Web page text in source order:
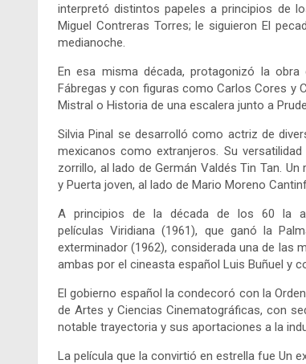
interpretó distintos papeles a principios de
Miguel Contreras Torres; le siguieron El
medianoche.
En esa misma década, protagonizó la
Fábregas y con figuras como Carlos Cores y
Mistral o Historia de una escalera junto a
Silvia Pinal se desarrolló como actriz de
mexicanos como extranjeros. Su
zorrillo, al lado de Germán Valdés Tin Tan.
y Puerta joven, al lado de Mario Moreno
A principios de la década de los 60 la
películas Viridiana (1961), que ganó la
exterminador (1962), considerada una de las
ambas por el cineasta español Luis Buñuel y
El gobierno español la condecoró con la
de Artes y Ciencias Cinematográficas, con
notable trayectoria y sus aportaciones a la
La película que la convirtió en estrella fue Un